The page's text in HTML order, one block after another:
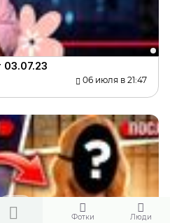
06 июля в 21:47
Фотки Люди